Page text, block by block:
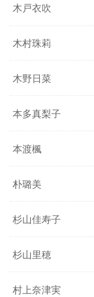
木戸衣吹
木村珠莉
木野日菜
本多真梨子
本渡楓
朴璐美
杉山佳寿子
杉山里穂
村上奈津実